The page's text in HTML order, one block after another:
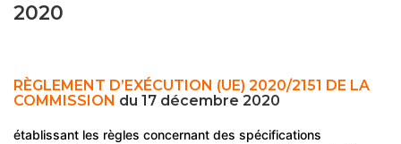
2020
RÈGLEMENT D’EXÉCUTION (UE) 2020/2151 DE LA
COMMISSION du 17 décembre 2020
établissant les règles concernant des spécifications